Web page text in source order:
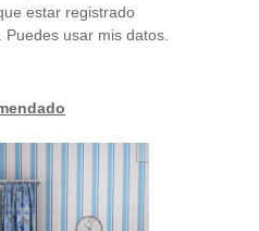
estar registrado
usar mis datos.